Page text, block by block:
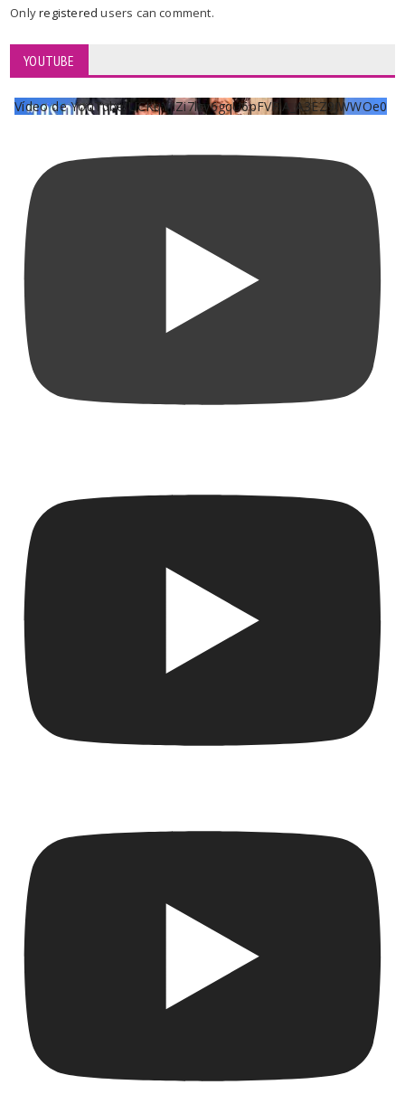
Onlyregisteredusers can comment.
YOUTUBE
Vídeo de YouTube UCKqYjiZi7lzy6gqU6pFVFiA_A3EZ9JWWOe0